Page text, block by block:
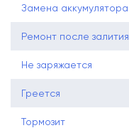
Замена аккумулятора
Ремонт после залития
Не заряжается
Греется
Тормозит